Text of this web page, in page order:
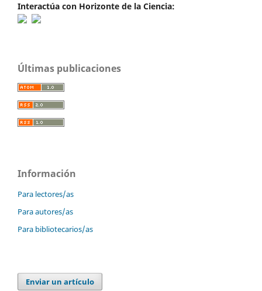
Interactúa con Horizonte de la Ciencia:
Últimas publicaciones
Información
Para lectores/as
Para autores/as
Para bibliotecarios/as
Enviar un artículo